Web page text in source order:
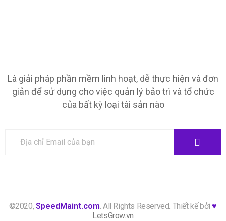
Là giải pháp phần mềm linh hoạt, dễ thực hiện và đơn
giản để sử dụng cho việc quản lý bảo trì và tổ chức
của bất kỳ loại tài sản nào
©2020, SpeedMaint.com . All Rights Reserved. Thiết kế bởi♥
LetsGrow.vn